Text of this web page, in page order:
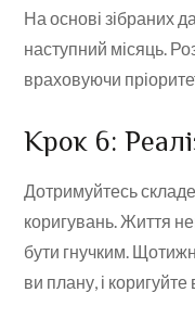
На основі зібраних
наступний місяць.
враховуючи
Крок 6:
Дотримуйтесь
коригувань. Життя
бути гнучким.
ви плану, і